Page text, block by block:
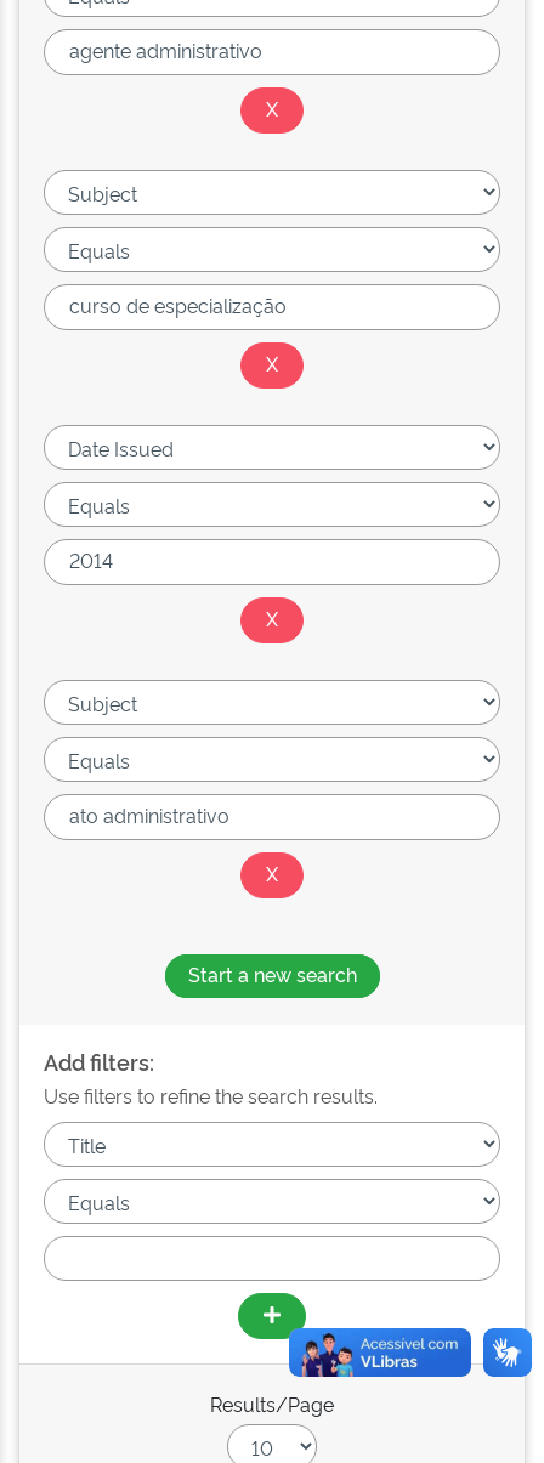
Start a new search
Add filters:
Use filters to refine the search results.
Results/Page